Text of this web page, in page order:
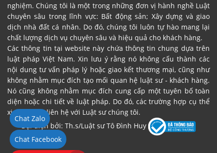
nghiệm. Chúng tôi là một trong những đơn vị hành nghề Luật
chuyên sâu trong lĩnh vực: Bất động sản; Xây dựng và giao
dịch nhà đất cá nhân. Do đó, chúng tôi luôn tự hào mang lại
chất lượng dịch vụ chuyên sâu và hiệu quả cho khách hàng.
Các thông tin tại website này chứa thông tin chung dựa trên
luật pháp Việt Nam. Xin lưu ý rằng nó không cấu thành các
nội dung tư vấn pháp lý hoặc giao kết thương mại, cũng như
không nhằm mục đích tạo mối quan hệ luật sư - khách hàng.
Nó cũng không nhằm mục đích cung cấp một tuyên bố toàn
diện hoặc chi tiết về luật pháp. Do đó, các trường hợp cụ thể
xin vui lòng liên hệ với Luật sư chúng tôi.
Đại diện bởi: Th.s/Luật sư Tô Đình Huy
Chat Facebook
Chat Zalo